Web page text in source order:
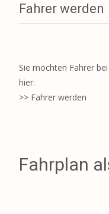
Fahrer werden
Sie möchten Fahrer
hier:
>> Fahrer werden
Fahrplan